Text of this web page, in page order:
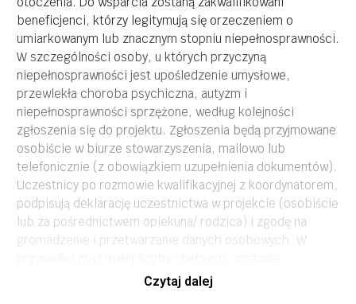
beneficjenci, którzy legitymują się orzeczeniem o
umiarkowanym lub znacznym stopniu niepełnosprawności.
W szczególności osoby, u których przyczyną
niepełnosprawności jest upośledzenie umysłowe,
przewlekła choroba psychiczna, autyzm i
niepełnosprawności sprzężone, według kolejności
zgłoszenia się do projektu. Zgłoszenia będą przyjmowane
osobiście w biurze stowarzyszenia, mailowo lub
telefonicznie (z obowiązkiem uzupełnienia dokumentów).
Uczestnicy po rozmowie kwalifikacyjnej z koordynatorem,
podpisują deklarację uczestnictwa w projekcie (osobiście
lub za pośrednictwem opiekuna/ rodzica) i zgodę na
gromadzenie i przetwarzanie danych osobowych. W
przedłużona rekrutacja, wsparta kampanią informacyjno –
Czytaj dalej